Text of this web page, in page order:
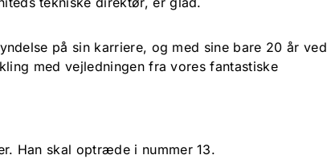
på sin karriere, og med sine bare 20 år ved
med vejledningen fra vores fantastiske
Han skal optræde i nummer 13.